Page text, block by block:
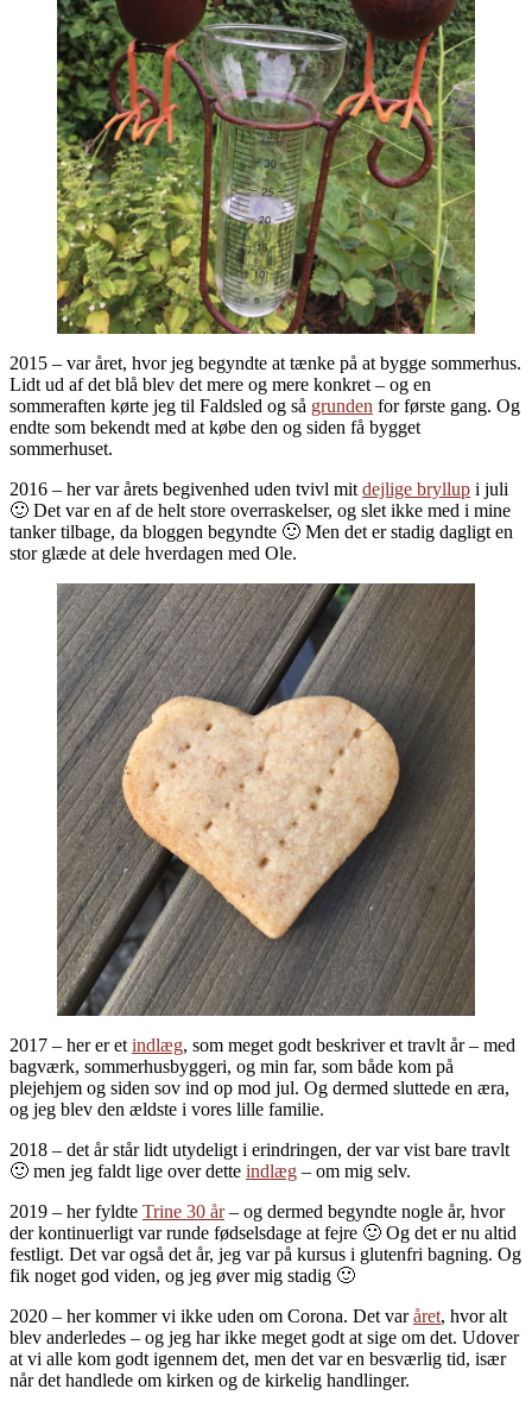
2015 – var året, hvor jeg begyndte at tænke på at bygge sommerhus.
Lidt ud af det blå blev det mere og mere konkret – og en
sommeraften kørte jeg til Faldsled og så grunden for første gang. Og
endte som bekendt med at købe den og siden få bygget
sommerhuset.
2016 – her var årets begivenhed uden tvivl mit dejlige bryllup i juli
🙂 Det var en af de helt store overraskelser, og slet ikke med i mine
tanker tilbage, da bloggen begyndte 🙂 Men det er stadig dagligt en
stor glæde at dele hverdagen med Ole.
2017 – her er et indlæg, som meget godt beskriver et travlt år – med
bagværk, sommerhusbyggeri, og min far, som både kom på
plejehjem og siden sov ind op mod jul. Og dermed sluttede en æra,
og jeg blev den ældste i vores lille familie.
2018 – det år står lidt utydeligt i erindringen, der var vist bare travlt
🙂 men jeg faldt lige over dette indlæg – om mig selv.
2019 – her fyldte Trine 30 år– og dermed begyndte nogle år, hvor
der kontinuerligt var runde fødselsdage at fejre 🙂 Og det er nu altid
festligt. Det var også det år, jeg var på kursus i glutenfri bagning. Og
fik noget god viden, og jeg øver mig stadig 🙂
2020 – her kommer vi ikke uden om Corona. Det varåret, hvor alt
blev anderledes – og jeg har ikke meget godt at sige om det. Udover
at vi alle kom godt igennem det, men det var en besværlig tid, især
når det handlede om kirken og de kirkelig handlinger.